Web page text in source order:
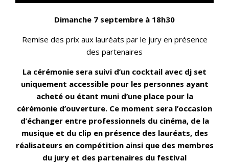
Dimanche 7 septembre à 18h30
Remise des prix aux lauréats par le jury en présence
des partenaires
La cérémonie sera suivi d’un cocktail avec dj set
uniquement accessible pour les personnes ayant
acheté ou étant muni d’une place pour la
cérémonie d’ouverture. Ce moment sera l’occasion
d’échanger entre professionnels du cinéma, de la
musique et du clip en présence des lauréats, des
réalisateurs en compétition ainsi que des membres
du jury et des partenaires du festival